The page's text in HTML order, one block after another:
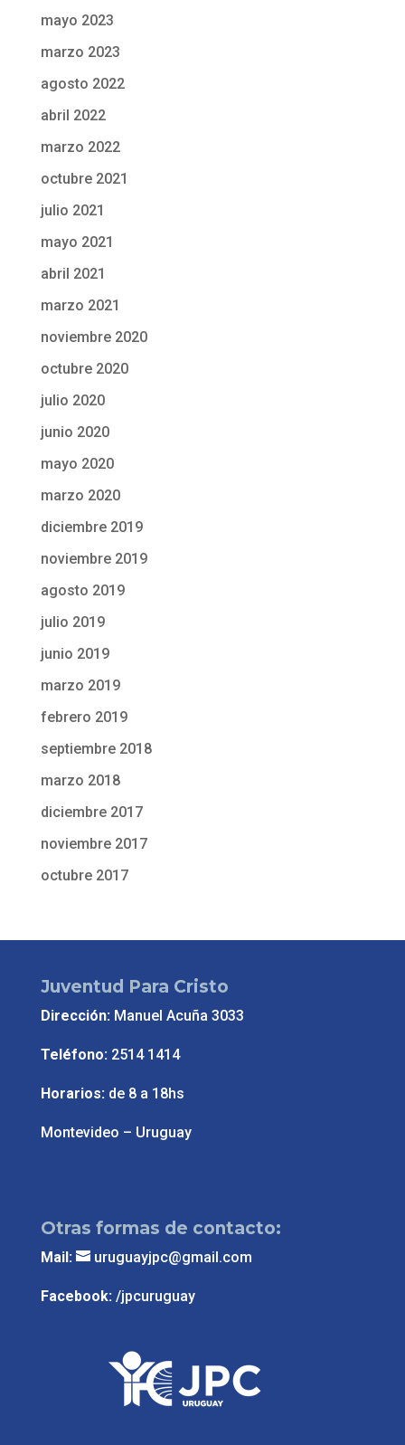
mayo 2023
marzo 2023
agosto 2022
abril 2022
marzo 2022
octubre 2021
julio 2021
mayo 2021
abril 2021
marzo 2021
noviembre 2020
octubre 2020
julio 2020
junio 2020
mayo 2020
marzo 2020
diciembre 2019
noviembre 2019
agosto 2019
julio 2019
junio 2019
marzo 2019
febrero 2019
septiembre 2018
marzo 2018
diciembre 2017
noviembre 2017
octubre 2017
Juventud Para Cristo
Dirección: Manuel Acuña 3033
Teléfono:2514 1414
Horarios:de 8 a 18hs
Montevideo – Uruguay
Otras formas de contacto:
Mail: uruguayjpc@gmail.com
Facebook: /jpcuruguay